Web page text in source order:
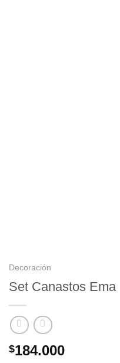
Decoración
Set Canastos Ema
$184.000